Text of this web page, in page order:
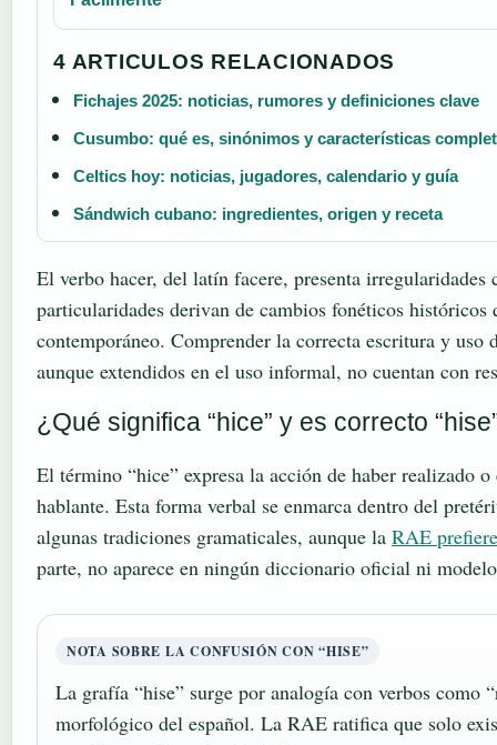
4 ARTICULOS RELACIONADOS
Fichajes 2025: noticias, rumores y definiciones clave
Cusumbo: qué es, sinónimos y características
Celtics hoy: noticias, jugadores, calendario y guía
Sándwich cubano: ingredientes, origen y receta
El verbo hacer, del latín facere, presenta
particularidades derivan de cambios fonéticos
contemporáneo. Comprender la correcta escritura y
aunque extendidos en el uso informal, no cuentan con
¿Qué significa “hice” y es correcto
El término “hice” expresa la acción de haber realizado
hablante. Esta forma verbal se enmarca dentro del
algunas tradiciones gramaticales, aunque la RAE
parte, no aparece en ningún diccionario oficial ni
NOTA SOBRE LA CONFUSIÓN CON “HISE”
La grafía “hise” surge por analogía con verbos
morfológico del español. La RAE ratifica que solo